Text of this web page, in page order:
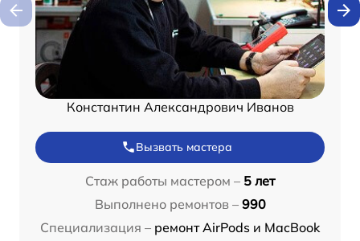
Константин Александрович Иванов
Вызвать мастера
Стаж работы мастером – 5 лет
Выполнено ремонтов – 990
Специализация – ремонт AirPods и MacBook